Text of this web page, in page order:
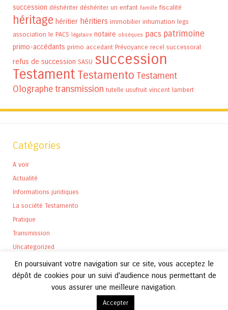
succession déshériter déshériter un enfant Famille fiscalité
héritage héritier héritiers immobilier inhumation legs
association le PACS légataire notaire obsèques pacs patrimoine
primo-accédants primo accedant Prévoyance recel successoral
refus de succession SASU succession
Testament Testamento Testament
Olographetransmission tutelle usufruit vincent lambert
Catégories
A voir
Actualité
Informations juridiques
La société Testamento
Pratique
Transmission
Uncategorized
En poursuivant votre navigation sur ce site, vous acceptez le
dépôt de cookies pour un suivi d'audience nous permettant de
vous assurer une meilleure navigation.
Accepter